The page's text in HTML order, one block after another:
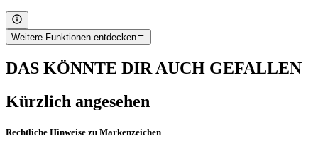
Weitere Funktionen entdecken
DAS KÖNNTE DIR AUCH GEFALLEN
Kürzlich angesehen
Rechtliche Hinweise zu Markenzeichen